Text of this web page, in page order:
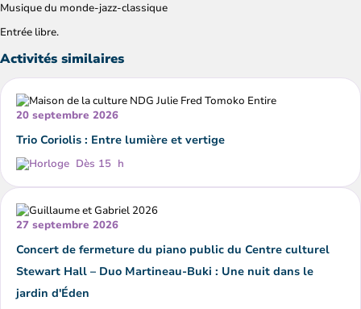
Musique du monde-jazz-classique
Entrée libre.
Activités similaires
20 septembre 2026
Trio Coriolis : Entre lumière et vertige
Dès 15 h
27 septembre 2026
Concert de fermeture du piano public du Centre culturel
Stewart Hall – Duo Martineau-Buki : Une nuit dans le
jardin d'Éden